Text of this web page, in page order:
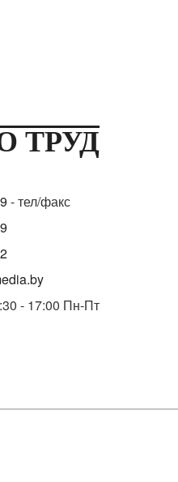
ТРУД
- тел/факс
- 17:00 Пн-Пт